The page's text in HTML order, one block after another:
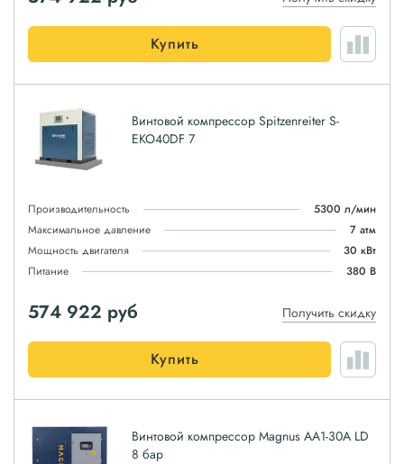
Купить
Винтовой компрессор Spitzenreiter S-
EKO40DF 7
Производительность
5300 л/мин
Максимальное давление
7 атм
Мощность двигателя
30 кВт
Питание
380 В
574 922 руб Получить скидку
Купить
Винтовой компрессор Magnus АА1-30A LD
8 бар